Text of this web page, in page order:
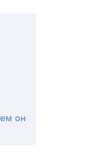
он